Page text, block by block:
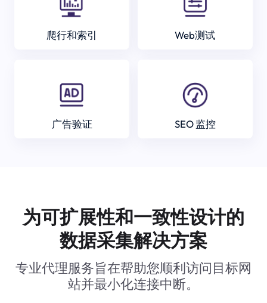
爬行和索引 Web测试
广告验证 SEO 监控
为可扩展性和一致性设计的
数据采集解决方案
专业代理服务旨在帮助您顺利访问目标网
站并最小化连接中断。